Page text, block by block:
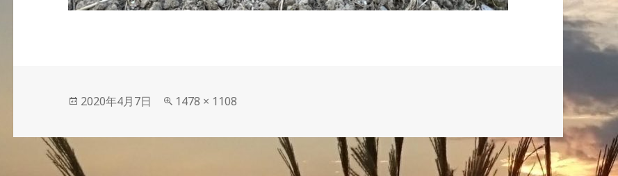
投
日:
2020年4月7日
フ
サ
1478 × 1108